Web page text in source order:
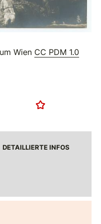
Wien CC PDM 1.0
DETAILLIERTE INFOS